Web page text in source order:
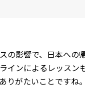
の影響で、日本への
インによるレッスン
りがたいことですね。